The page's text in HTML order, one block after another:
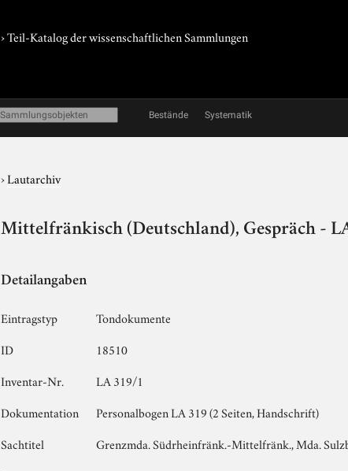
› Teil-Katalog der wissenschaftlichen Sammlungen
Bestände Systematik
›Lautarchiv
Mittelfränkisch (Deutschland), Gespräch -
Detailangaben
Eintragstyp
Tondokumente
ID
18510
Inventar-Nr.
LA 319/1
Dokumentation
Personalbogen LA 319 (2 Seiten, Handschrift)
Sachtitel
Grenzmda. Südrheinfränk.-Mittelfränk., Mda.